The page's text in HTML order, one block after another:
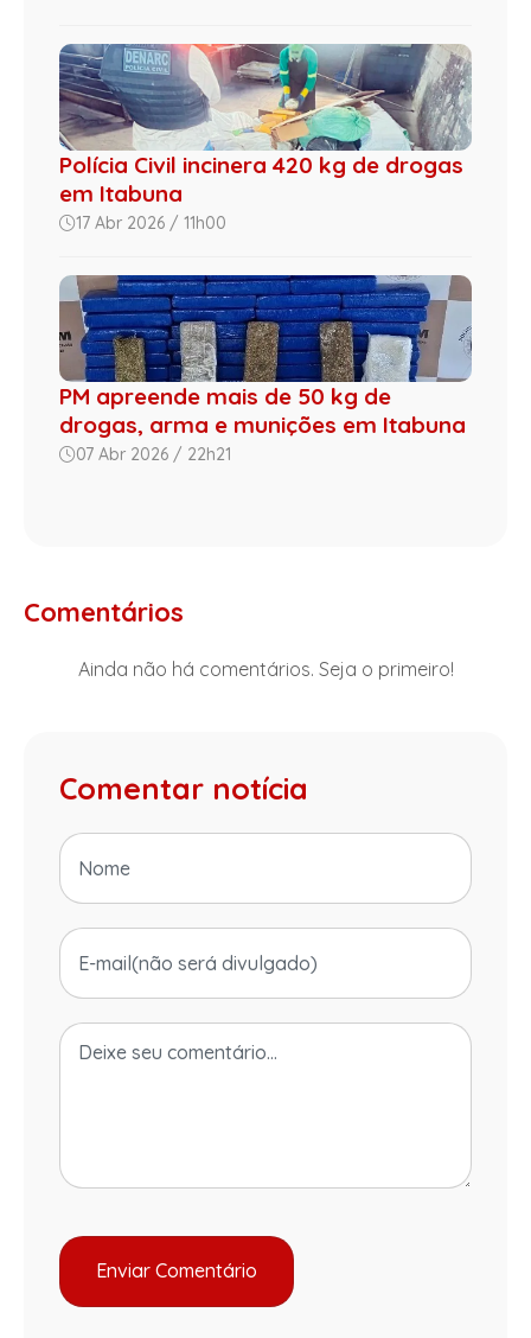
Polícia Civil incinera 420 kg de drogas
em Itabuna
17 Abr 2026 / 11h00
PM apreende mais de 50 kg de
drogas, arma e munições em Itabuna
07 Abr 2026 / 22h21
Comentários
Ainda não há comentários. Seja o primeiro!
Comentar notícia